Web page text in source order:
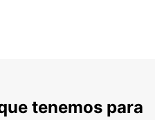
tenemos para